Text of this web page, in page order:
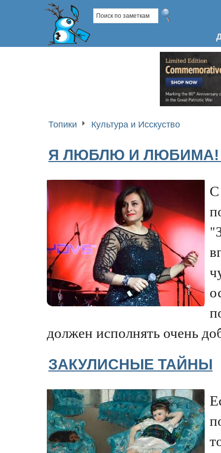
Топики Культура и Исскуство
Я ЛЮБЛЮ И ЛЮБИМА!
должен исполнять очень
ЗАКУЛИСНЫЕ ТАЙНЫ